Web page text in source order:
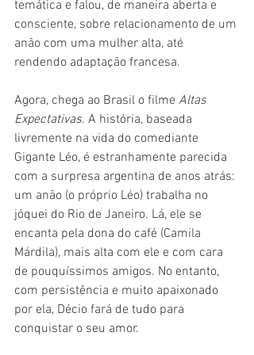
temática e falou, de maneira aberta e
consciente, sobre relacionamento de um
anão com uma mulher alta, até
rendendo adaptação francesa.
Agora, chega ao Brasil o filme Altas
Expectativas. A história, baseada
livremente na vida do comediante
Gigante Léo, é estranhamente parecida
com a surpresa argentina de anos atrás:
um anão (o próprio Léo) trabalha no
jóquei do Rio de Janeiro. Lá, ele se
encanta pela dona do café (Camila
Márdila), mais alta com ele e com cara
de pouquíssimos amigos. No entanto,
com persistência e muito apaixonado
por ela, Décio fará de tudo para
conquistar o seu amor.